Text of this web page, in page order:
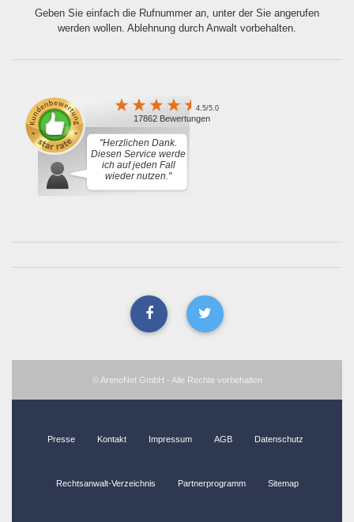
Geben Sie einfach die Rufnummer an, unter der Sie angerufen
werden wollen. Ablehnung durch Anwalt vorbehalten.
4.5/5.0
17862 Bewertungen
"Herzlichen Dank.
Diesen Service werde
ich auf jeden Fall
wieder nutzen."
© ArenoNet GmbH - Alle Rechte vorbehalten
Presse Kontakt Impressum AGB Datenschutz
Rechtsanwalt-Verzeichnis Partnerprogramm Sitemap